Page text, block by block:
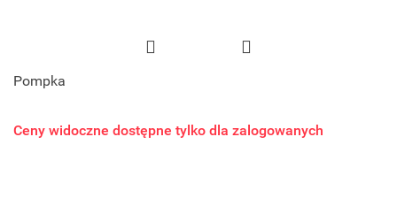
Pompka
Ceny widoczne dostępne tylko dla zalogowanych